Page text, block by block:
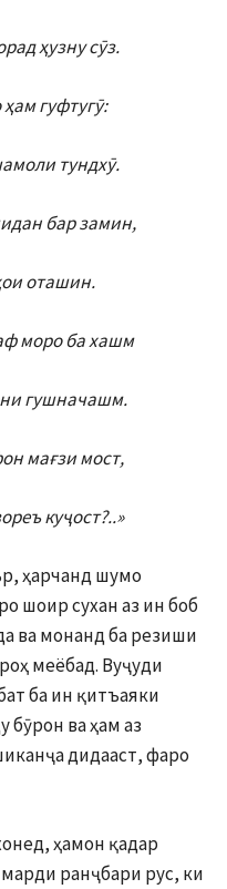
ҳузну сӯз.
гуфтугӯ:
тундхӯ.
бар замин,
оташин.
моро ба хашм
гушначашм.
мағзи мост,
куҷост?..»
ҳарчанд шумо
шоир сухан аз ин боб
ва монанд ба резиши
меёбад. Вуҷуди
ба ин қитъаяки
бӯрон ва ҳам аз
дидааст, фаро
ҳамон қадар
ранҷбари рус, ки